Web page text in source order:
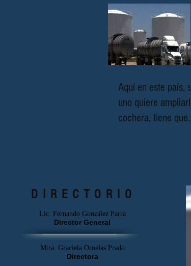
Aquí en este país, si
uno quiere ampliarla
cochera, tiene que
DIRECTORIO
Lic. Fernando González Parra
Director General
Mtra. Graciela Ornelas Prado
Directora